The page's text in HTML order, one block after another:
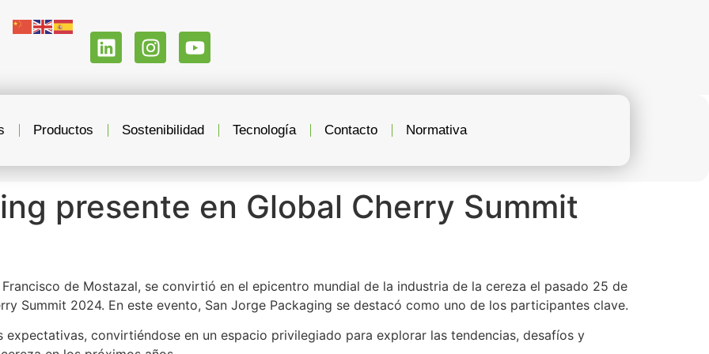
Productos Sostenibilidad Tecnología Contacto Normativa
presente en Global Cherry Summit
de Mostazal, se convirtió en el epicentro mundial de la industria de la cereza el pasado 25 de
Summit 2024. En este evento, San Jorge Packaging se destacó como uno de los participantes clave.
expectativas, convirtiéndose en un espacio privilegiado para explorar las tendencias, desafíos y